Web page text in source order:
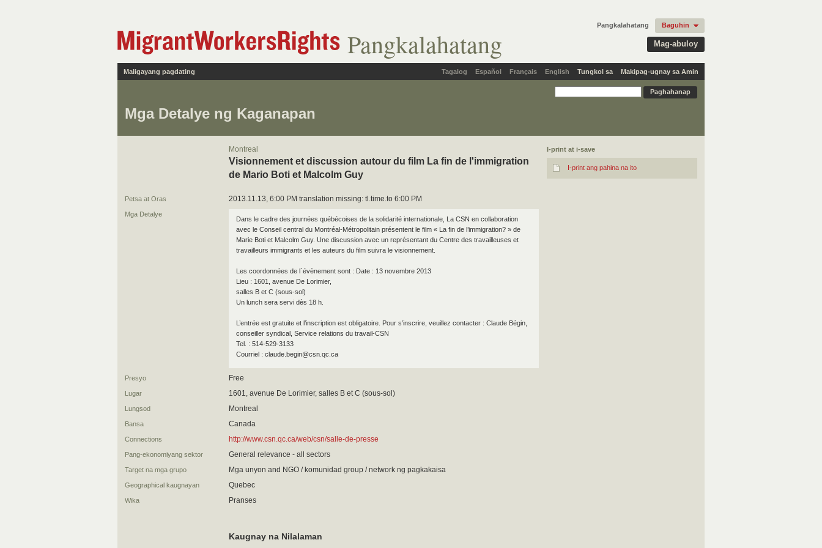
Pangkalahatang Mag-abuloy
Pangkalahatang Baguhin
Tagalog Español Français English
Maligayang pagdating Tungkol sa Makipag-ugnay sa Amin
Mga Detalye ng Kaganapan
I-print at i-save
I-print ang pahina na ito
Montreal
Visionnement et discussion autour du film La fin de l'immigration
de Mario Boti et Malcolm Guy
Petsa at Oras 2013.11.13, 6:00 PM translation missing: tl.time.to 6:00 PM
Mga Detalye
Dans le cadre des journées québécoises de la solidarité internationale, La CSN en collaboration
avec le Conseil central du Montréal-Métropolitain présentent le film « La fin de l’immigration? » de
Marie Boti et Malcolm Guy. Une discussion avec un représentant du Centre des travailleuses et
travailleurs immigrants et les auteurs du film suivra le visionnement.
Les coordonnées de l`évènement sont : Date : 13 novembre 2013
Lieu : 1601, avenue De Lorimier,
salles B et C (sous-sol)
Un lunch sera servi dès 18 h.
L’entrée est gratuite et l’inscription est obligatoire. Pour s’inscrire, veuillez contacter : Claude Bégin,
conseiller syndical, Service relations du travail-CSN
Tel. : 514-529-3133
Courriel : claude.begin@csn.qc.ca
Presyo Free
Lugar 1601, avenue De Lorimier, salles B et C (sous-sol)
Lungsod Montreal
Bansa Canada
Connections http://www.csn.qc.ca/web/csn/salle-de-presse
Pang-ekonomiyang sektor General relevance - all sectors
Target na mga grupo Mga unyon and NGO / komunidad group / network ng pagkakaisa
Geographical kaugnayan Quebec
Wika Pranses
Kaugnay na Nilalaman